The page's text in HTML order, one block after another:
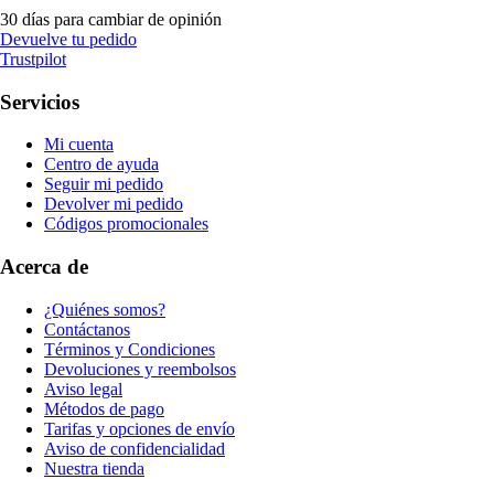
30 días para cambiar de opinión
Devuelve tu pedido
Trustpilot
Servicios
Mi cuenta
Centro de ayuda
Seguir mi pedido
Devolver mi pedido
Códigos promocionales
Acerca de
¿Quiénes somos?
Contáctanos
Términos y Condiciones
Devoluciones y reembolsos
Aviso legal
Métodos de pago
Tarifas y opciones de envío
Aviso de confidencialidad
Nuestra tienda